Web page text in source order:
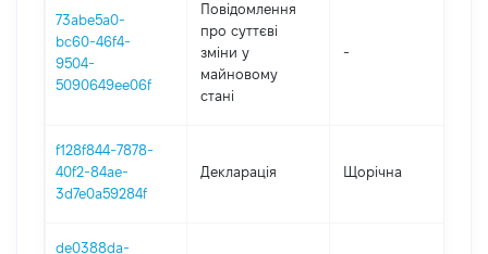
73abe5a0-
bc60-46f4-
9504-
5090649ee06f
Повідомлення
про суттєві
зміни y
майновому
стані
-
f128f844-7878-
40f2-84ae-
3d7e0a59284f
Декларація Щорічна
de0388da-